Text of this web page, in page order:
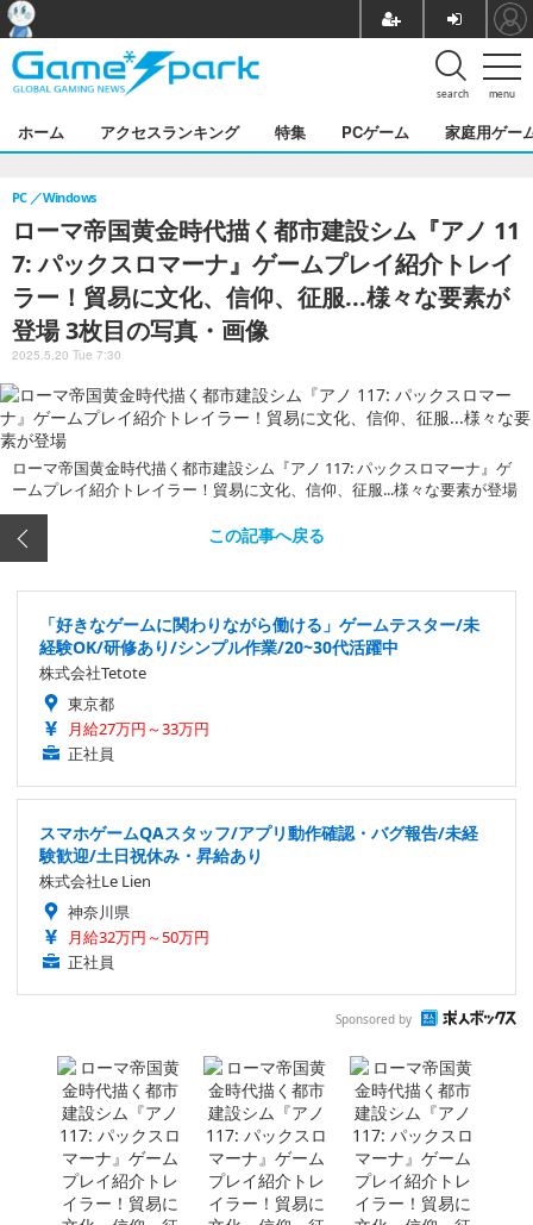
menu
search
ホーム アクセスランキング 特集 PCゲーム 家庭用ゲー
ローマ帝国黄金時代描く都市建設シム『アノ 11
7: パックスロマーナ』ゲームプレイ紹介トレイ
ラー！貿易に文化、信仰、征服...様々な要素が
登場 3枚目の写真・画像
PC Windows
2025.5.20 Tue 7:30
ローマ帝国黄金時代描く都市建設シム『アノ 117: パックスロマーナ』ゲ
ームプレイ紹介トレイラー！貿易に文化、信仰、征服...様々な要素が登場
この記事へ戻る
「好きなゲームに関わりながら働ける」ゲームテスター/未
経験OK/研修あり/シンプル作業/20~30代活躍中
株式会社Tetote
東京都
月給27万円～33万円
正社員
スマホゲームQAスタッフ/アプリ動作確認・バグ報告/未経
験歓迎/土日祝休み・昇給あり
株式会社Le Lien
神奈川県
月給32万円～50万円
正社員
Sponsored by